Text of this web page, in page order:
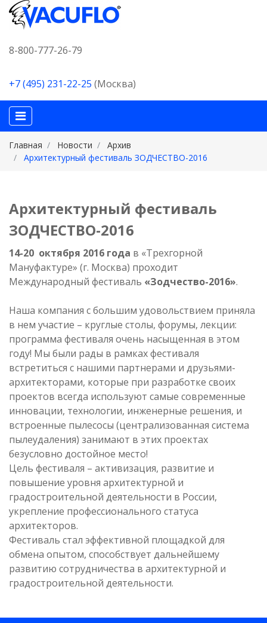
8-800-777-26-79
+7 (495) 231-22-25 (Москва)
Главная Новости
Архив
Архитектурный фестиваль ЗОДЧЕСТВО-2016
Архитектурный фестиваль
ЗОДЧЕСТВО-2016
14-20 октября 2016 года в «Трехгорной
Мануфактуре» (г. Москва) проходит
Международный фестиваль «Зодчество-2016».
Наша компания с большим удовольствием приняла
в нем участие – круглые столы, форумы, лекции:
программа фестиваля очень насыщенная в этом
году! Мы были рады в рамках фестиваля
встретиться с нашими партнерами и друзьями-
архитекторами, которые при разработке своих
проектов всегда используют самые современные
инновации, технологии, инженерные решения, и
встроенные пылесосы (централизованная система
пылеудаления) занимают в этих проектах
безусловно достойное место!
Цель фестиваля – активизация, развитие и
повышение уровня архитектурной и
градостроительной деятельности в России,
укрепление профессионального статуса
архитекторов.
Фестиваль стал эффективной площадкой для
обмена опытом, способствует дальнейшему
развитию сотрудничества в архитектурной и
градостроительной деятельности.